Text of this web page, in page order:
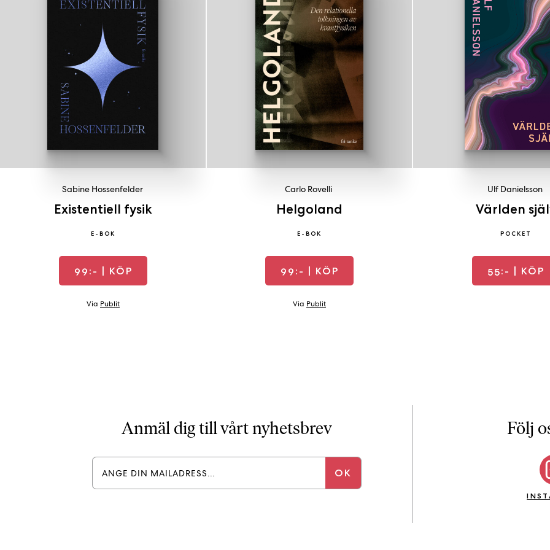
Existentiell fysik
Sabine Hossenfelder
E-BOK
99:- | KÖP
Via Publit
Helgoland
Carlo Rovelli
E-BOK
99:- | KÖP
Via Publit
Världen
Ulf Danielsson
POCKET
55:- | KÖP
Anmäl dig till vårt nyhetsbrev Följ